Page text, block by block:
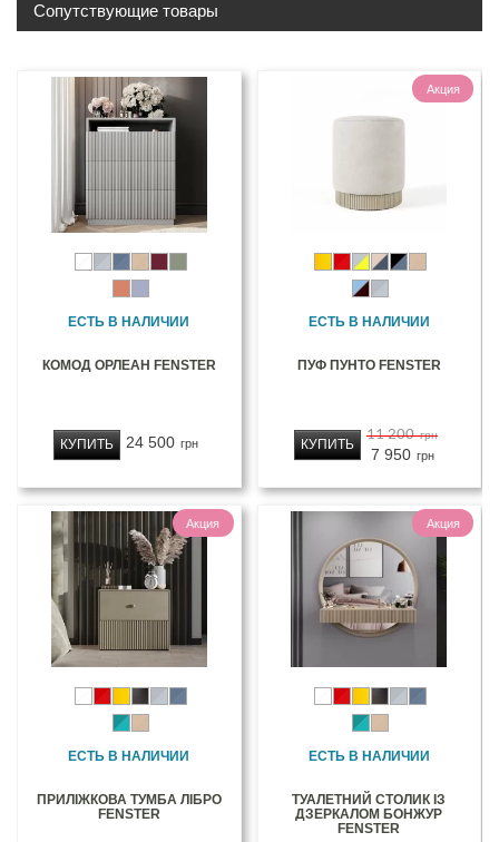
Сопутствующие товары
ЕСТЬ В НАЛИЧИИ
КОМОД ОРЛЕАН FENSTER
24 500 грн
КУПИТЬ
Акция
ЕСТЬ В НАЛИЧИИ
ПУФ ПУНТО FENSTER
11 200 грн
7 950 грн
КУПИТЬ
Акция
ЕСТЬ В НАЛИЧИИ
ПРИЛІЖКОВА ТУМБА ЛІБРО
FENSTER
Акция
ЕСТЬ В НАЛИЧИИ
ТУАЛЕТНИЙ СТОЛИК ІЗ
ДЗЕРКАЛОМ БОНЖУР
FENSTER